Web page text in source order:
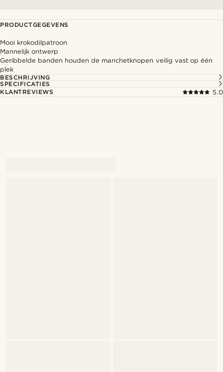
PRODUCTGEGEVENS
Mooi krokodilpatroon
Mannelijk ontwerp
Geribbelde banden houden de manchetknopen veilig vast op één
plek
BESCHRIJVING
SPECIFICATIES
KLANTREVIEWS
5.0